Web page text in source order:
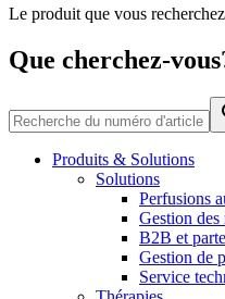
Catalogue de produits
Trouvez le produit que
de produits B. Braun
Média
Contactez-nous
Le produit que vous
Que cherchez-
Produits & Solutions
Solutions
Perfusions
Gestion des
B2B et
Gestion de
Service